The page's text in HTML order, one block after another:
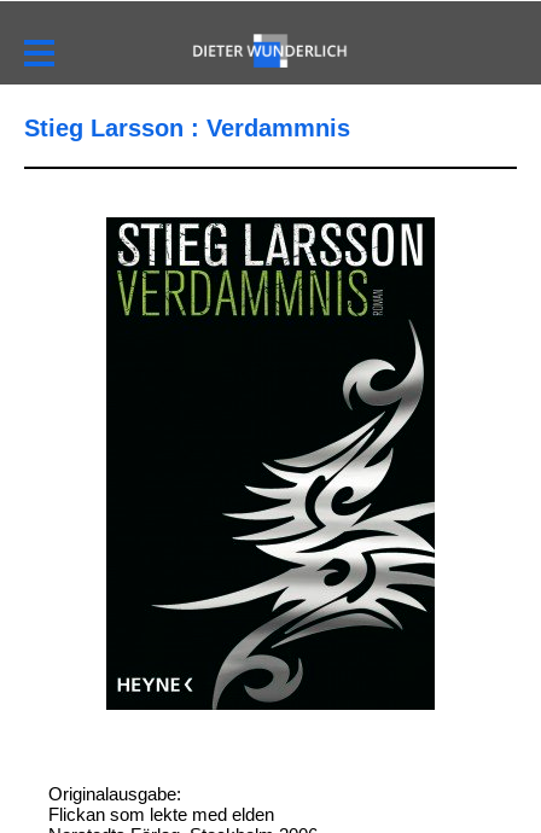
Stieg Larsson : Verdammnis
Originalausgabe:
Flickan som lekte med elden